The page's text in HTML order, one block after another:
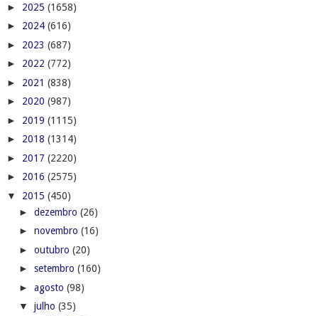
► 2025 (1658)
► 2024 (616)
► 2023 (687)
► 2022 (772)
► 2021 (838)
► 2020 (987)
► 2019 (1115)
► 2018 (1314)
► 2017 (2220)
► 2016 (2575)
▼ 2015 (450)
► dezembro (26)
► novembro (16)
► outubro (20)
► setembro (160)
► agosto (98)
▼ julho (35)